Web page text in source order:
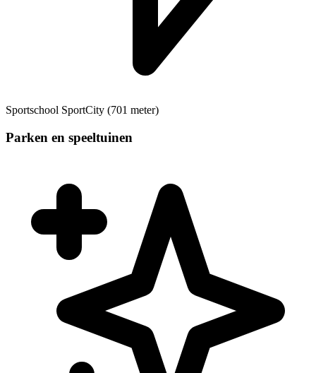
Sportschool SportCity (701 meter)
Parken en speeltuinen